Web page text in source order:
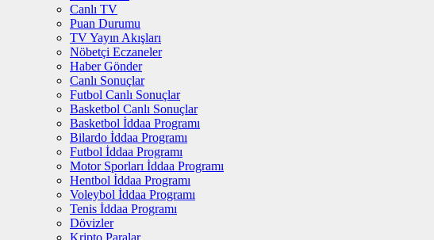
Canlı TV
Puan Durumu
TV Yayın Akışları
Nöbetçi Eczaneler
Haber Gönder
Canlı Sonuçlar
Futbol Canlı Sonuçlar
Basketbol Canlı Sonuçlar
Basketbol İddaa Programı
Bilardo İddaa Programı
Futbol İddaa Programı
Motor Sporları İddaa Programı
Hentbol İddaa Programı
Voleybol İddaa Programı
Tenis İddaa Programı
Dövizler
Kripto Paralar